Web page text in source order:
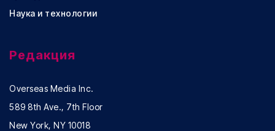
Наука и технологии
Редакция
Overseas Media Inc.
589 8th Ave., 7th Floor
New York, NY 10018